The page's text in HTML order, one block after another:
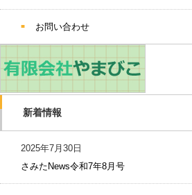
お問い合わせ
新着情報
2025年7月30日
さみたNews令和7年8月号